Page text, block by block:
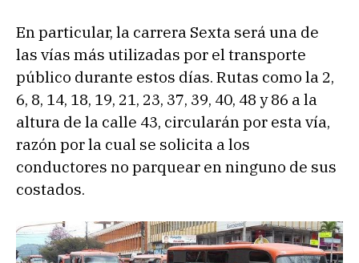
En particular, la carrera Sexta será una de
las vías más utilizadas por el transporte
público durante estos días. Rutas como la 2,
6, 8, 14, 18, 19, 21, 23, 37, 39, 40, 48 y 86 a la
altura de la calle 43, circularán por esta vía,
razón por la cual se solicita a los
conductores no parquear en ninguno de sus
costados.